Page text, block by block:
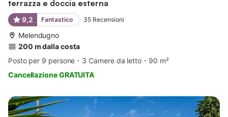
terrazza e doccia esterna
9,2 Fantastico 35 Recensioni
Melendugno
200 m dalla costa
Posto per 9 persone
3 Camere da letto
90 m²
Cancellazione GRATUITA